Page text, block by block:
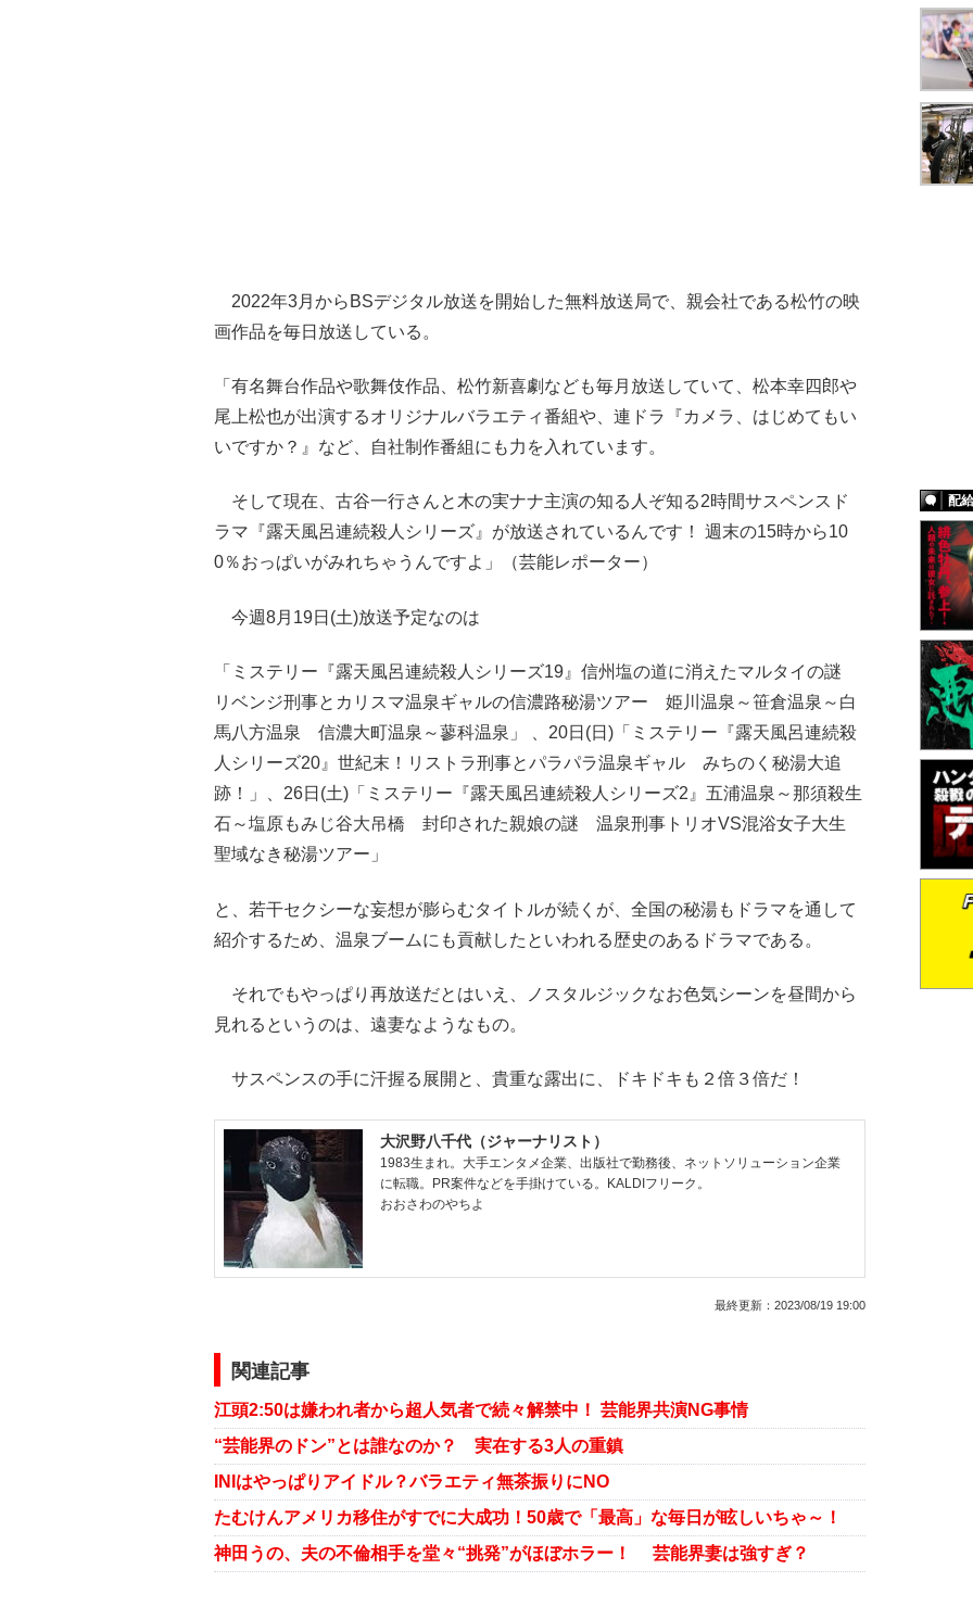
2022年3月からBSデジタル放送を開始した無料放送局で、親会社である松竹の映
画作品を毎日放送している。
「有名舞台作品や歌舞伎作品、松竹新喜劇なども毎月放送していて、松本幸四郎や
尾上松也が出演するオリジナルバラエティ番組や、連ドラ『カメラ、はじめてもい
いですか？』など、自社制作番組にも力を入れています。
そして現在、古谷一行さんと木の実ナナ主演の知る人ぞ知る2時間サスペンスド
ラマ『露天風呂連続殺人シリーズ』が放送されているんです！ 週末の15時から10
0％おっぱいがみれちゃうんですよ」（芸能レポーター）
今週8月19日(土)放送予定なのは
「ミステリー『露天風呂連続殺人シリーズ19』信州塩の道に消えたマルタイの謎
リベンジ刑事とカリスマ温泉ギャルの信濃路秘湯ツアー 姫川温泉～笹倉温泉～白
馬八方温泉 信濃大町温泉～蓼科温泉」 、20日(日)「ミステリー『露天風呂連続殺
人シリーズ20』世紀末！リストラ刑事とパラパラ温泉ギャル みちのく秘湯大追
跡！」、26日(土)「ミステリー『露天風呂連続殺人シリーズ2』五浦温泉～那須殺生
石～塩原もみじ谷大吊橋 封印された親娘の謎 温泉刑事トリオVS混浴女子大生
聖域なき秘湯ツアー」
と、若干セクシーな妄想が膨らむタイトルが続くが、全国の秘湯もドラマを通して
紹介するため、温泉ブームにも貢献したといわれる歴史のあるドラマである。
それでもやっぱり再放送だとはいえ、ノスタルジックなお色気シーンを昼間から
見れるというのは、遠妻なようなもの。
サスペンスの手に汗握る展開と、貴重な露出に、ドキドキも２倍３倍だ！
大沢野八千代（ジャーナリスト）
1983生まれ。大手エンタメ企業、出版社で勤務後、ネットソリューション企業
に転職。PR案件などを手掛けている。KALDIフリーク。
おおさわのやちよ
最終更新： 2023/08/19 19:00
関連記事
江頭2:50は嫌われ者から超人気者で続々解禁中！ 芸能界共演NG事情
“芸能界のドン”とは誰なのか？ 実在する3人の重鎮
INIはやっぱりアイドル？バラエティ無茶振りにNO
たむけんアメリカ移住がすでに大成功！50歳で「最高」な毎日が眩しいちゃ～！
神田うの、夫の不倫相手を堂々“挑発”がほぼホラー！ 芸能界妻は強すぎ？
配